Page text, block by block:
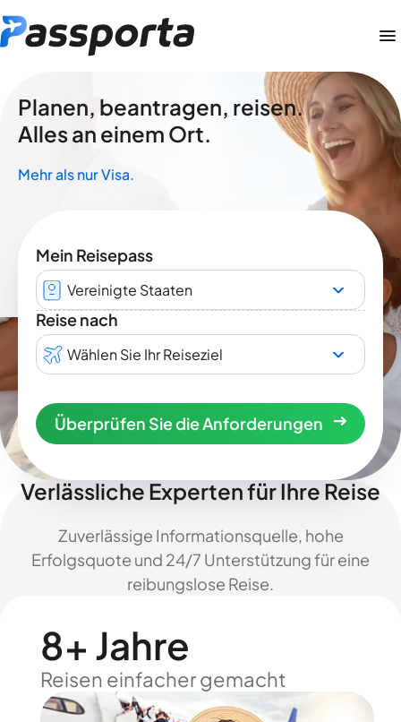
Planen, beantragen, reisen.
Alles an einem Ort.
Mehr als nur Visa.
Mein Reisepass
Vereinigte Staaten
Reise nach
Wählen Sie Ihr Reiseziel
Überprüfen Sie die Anforderungen
Verlässliche Experten für Ihre Reise
Zuverlässige Informationsquelle, hohe
Erfolgsquote und 24/7 Unterstützung für eine
reibungslose Reise.
8+ Jahre
Reisen einfacher gemacht